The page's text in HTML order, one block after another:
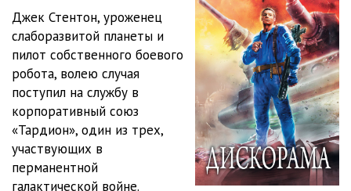
0007 06:26
0008 04:39
06:25
0010 07:40
0011 12:24
0012 06:52
Джек Стентон, уроженец
слаборазвитой планеты и
пилот собственного боевого
робота, волею случая
поступил на службу в
корпоративный союз
«Тардион», один из трех,
участвующих в
перманентной
галактической войне.